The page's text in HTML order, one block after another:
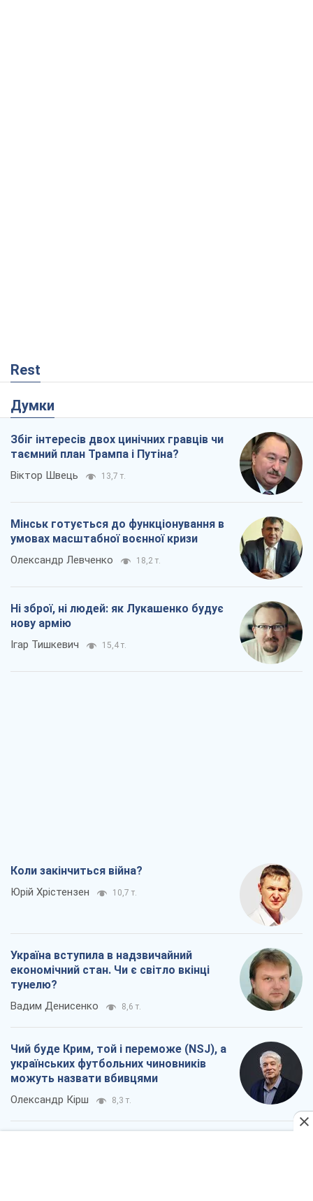
Rest
Думки
Збіг інтересів двох цинічних гравців чи
таємний план Трампа і Путіна?
Віктор Швець 13,7 т.
Мінськ готується до функціонування в
умовах масштабної воєнної кризи
Олександр Левченко 18,2 т.
Ні зброї, ні людей: як Лукашенко будує
нову армію
Ігар Тишкевич 15,4 т.
Коли закінчиться війна?
Юрій Хрістензен 10,7 т.
Україна вступила в надзвичайний
економічний стан. Чи є світло вкінці
тунелю?
Вадим Денисенко 8,6 т.
Чий буде Крим, той і переможе (NSJ), а
українських футбольних чиновників
можуть назвати вбивцями
Олександр Кірш 8,3 т.